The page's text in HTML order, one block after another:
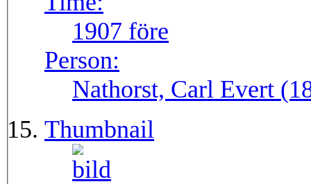
1907 före
Person:
Nathorst, Carl Evert
Thumbnail